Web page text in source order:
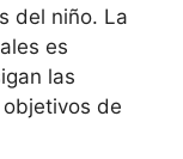
del niño. La
es
las
de